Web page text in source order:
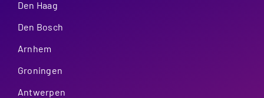
Den Haag
Den Bosch
Arnhem
Groningen
Antwerpen